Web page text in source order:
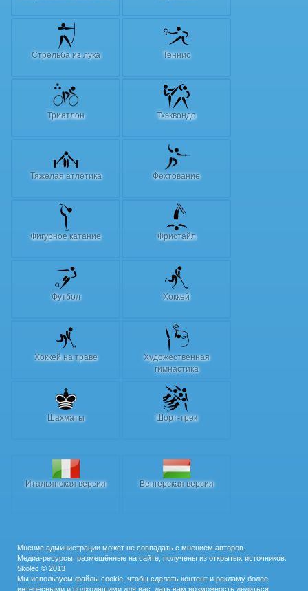
Стрельба из лука Теннис
Триатлон Тхэквондо
Тяжелая атлетика Фехтование
Фигурное катание Фристайл
Футбол Хоккей
Хоккей на траве
Художественная
гимнастика
Шахматы Шорт-трек
Итальянская версия Венгерская версия
Мнение администрации может не совпадать с мнением авторов.
Медиа-ресурсы, размещённые на сайте, получены из открытых источников.
5kolec © 2013
Мы используем файлы cookie, чтобы сделать контент и рекламу более
интересными и подходящими для вас, дать вам возможность делиться